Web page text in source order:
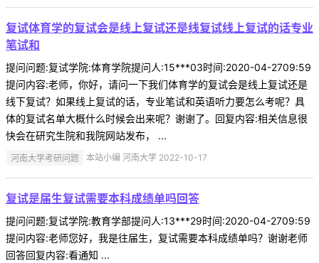
复试体育学的复试会是线上复试还是线复试线上复试的话专业
笔试和
提问问题:复试学院:体育学院提问人:15***03时间:2020-04-2709:59
提问内容:老师，你好，请问一下我们体育学的复试会是线上复试还是
线下复试？如果线上复试的话，专业笔试和英语听力要怎么考呢？具
体的复试名单大概什么时候会出来呢？谢谢了。回复内容:相关信息很
快会在研究生院和我院网站发布， ...
河南大学考研问题 本站小编 河南大学 2022-10-17
复试是届生复试需要本科成绩单吗回答
提问问题:复试学院:教育学部提问人:13***29时间:2020-04-2709:59
提问内容:老师您好，我是往届生，复试需要本科成绩单吗？谢谢老师
回答回复内容:看通知 ...